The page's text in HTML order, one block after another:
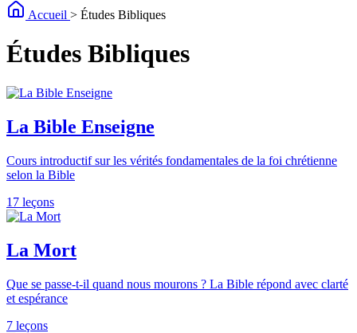
Accueil > Études Bibliques
Études Bibliques
La Bible Enseigne
Cours introductif sur les vérités fondamentales de la foi chrétienne
selon la Bible
17 leçons
La Mort
Que se passe-t-il quand nous mourons ? La Bible répond avec clarté
et espérance
7 leçons